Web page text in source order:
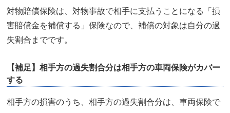
対物賠償保険は、対物事故で相手に支払うことになる「損
害賠償金を補償する」保険なので、補償の対象は自分の過
失割合までです。
【補足】相手方の過失割合分は相手方の車両保険がカバー
する
相手方の損害のうち、相手方の過失割合分は、車両保険で